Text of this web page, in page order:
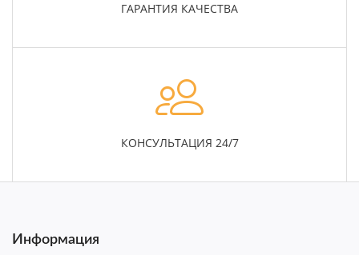
ГАРАНТИЯ КАЧЕСТВА
КОНСУЛЬТАЦИЯ 24/7
Информация